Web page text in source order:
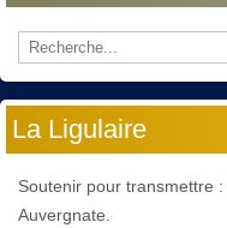
La Ligulaire
Soutenir pour transmettre
Auvergnate.